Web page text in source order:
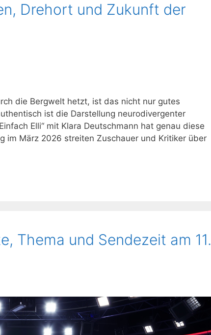
Drehort und Zukunft der
die Bergwelt hetzt, ist das nicht nur gutes
ist die Darstellung neurodivergenter
Elli“ mit Klara Deutschmann hat genau diese
im März 2026 streiten Zuschauer und Kritiker über
Thema und Sendezeit am 11.